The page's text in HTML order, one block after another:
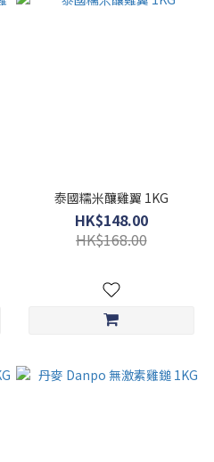
泰國糯米釀雞翼 1KG
HK$148.00
HK$168.00